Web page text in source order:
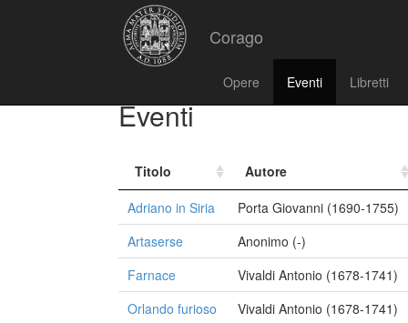
Corago
Opere Eventi Libretti
Eventi
Titolo
Autore
Adriano in Siria
Porta Giovanni (1690-1755)
Artaserse
Anonimo (-)
Farnace
Vivaldi Antonio (1678-1741)
Orlando furioso
Vivaldi Antonio (1678-1741)